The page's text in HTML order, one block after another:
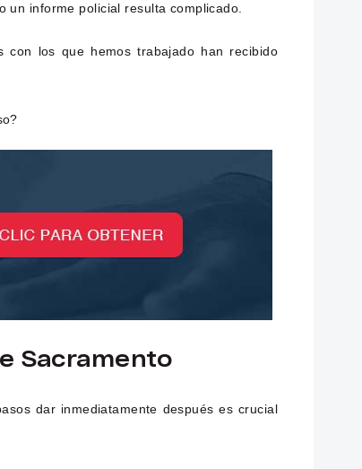
informe policial resulta complicado.
con los que hemos trabajado han recibido
Sacramento
dar inmediatamente después es crucial